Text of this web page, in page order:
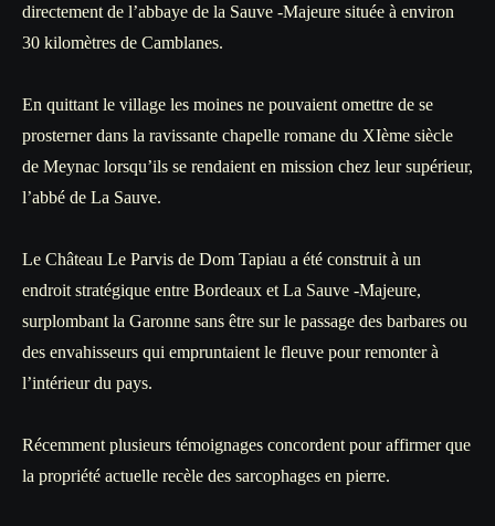
directement de l’abbaye de la Sauve -Majeure située à environ
30 kilomètres de Camblanes.
En quittant le village les moines ne pouvaient omettre de se
prosterner dans la ravissante chapelle romane du XIème siècle
de Meynac lorsqu’ils se rendaient en mission chez leur supérieur,
l’abbé de La Sauve.
Le Château Le Parvis de Dom Tapiau a été construit à un
endroit stratégique entre Bordeaux et La Sauve -Majeure,
surplombant la Garonne sans être sur le passage des barbares ou
des envahisseurs qui empruntaient le fleuve pour remonter à
l’intérieur du pays.
Récemment plusieurs témoignages concordent pour affirmer que
la propriété actuelle recèle des sarcophages en pierre.